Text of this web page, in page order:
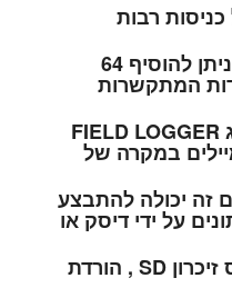
כניסות רבות
לאוגר נתונים רב ערוצי זה ניתן להוסיף 64
המתקשרות
אוגר נתונים רב ערוצי מסוג FIELD LOGGER
במקרה של
זה יכולה להתבצע
על ידי דיסק או
הורדת נתונים על ידי כרטיס זיכרון SD , הורדת